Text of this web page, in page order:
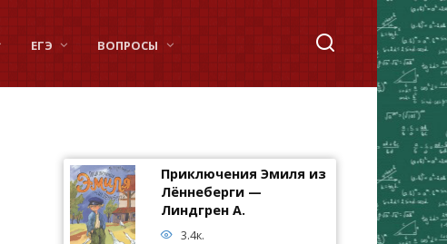
ЕГЭ ВОПРОСЫ
Приключения Эмиля из
Лённеберги —
Линдгрен А.
3.4к.